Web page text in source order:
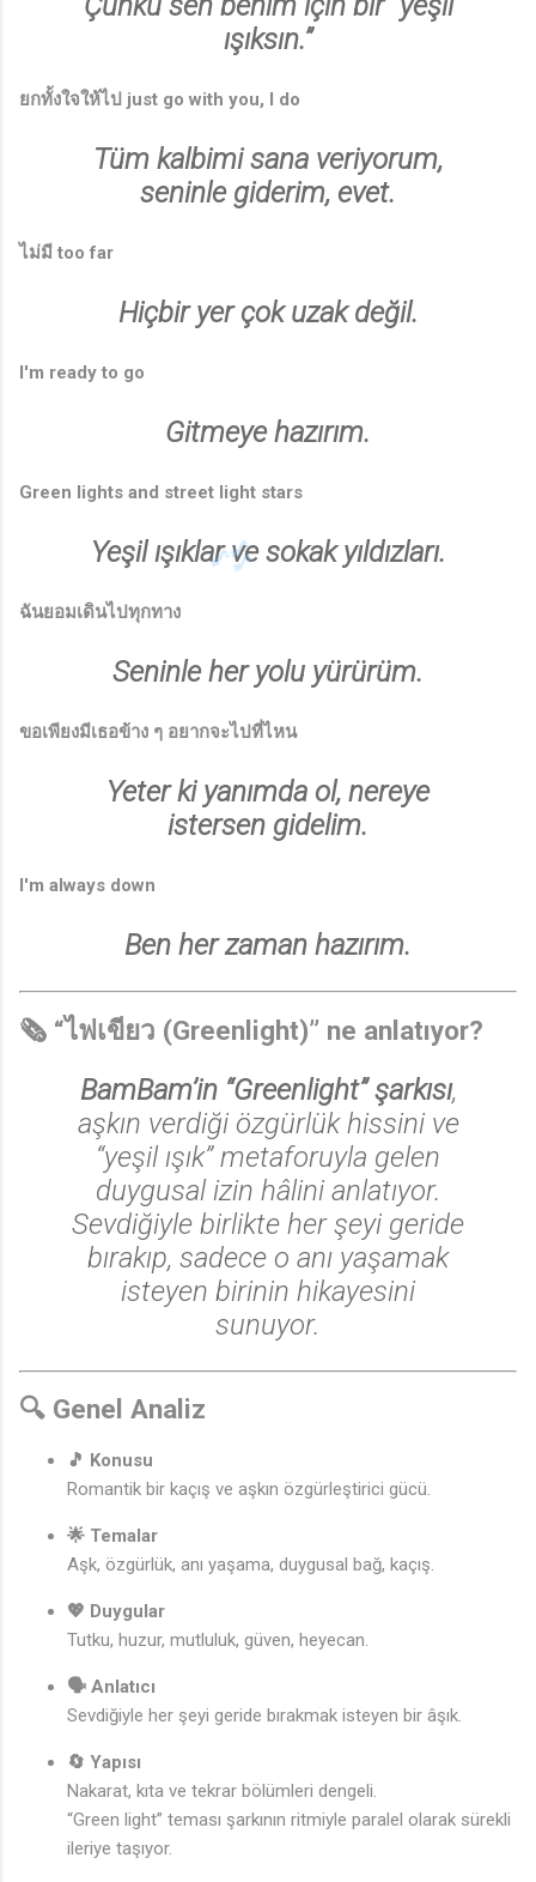
ışıksın.”
ยกทั้งใจให้ไป just go with you, I do
Tüm kalbimi sana veriyorum,
seninle giderim, evet.
ไม่มี too far
Hiçbir yer çok uzak değil.
I'm ready to go
Gitmeye hazırım.
Green lights and street light stars
Yeşil ışıklar ve sokak yıldızları.
ฉันยอมเดินไปทุกทาง
Seninle her yolu yürürüm.
ขอเพียงมีเธอข้าง ๆ อยากจะไปที่ไหน
Yeter ki yanımda ol, nereye
istersen gidelim.
I'm always down
Ben her zaman hazırım.
🗞️ “ไฟเขียว (Greenlight)” ne anlatıyor?
BamBam’in “Greenlight” şarkısı,
aşkın verdiği özgürlük hissini ve
“yeşil ışık” metaforuyla gelen
duygusal izin hâlini anlatıyor.
Sevdiğiyle birlikte her şeyi geride
bırakıp, sadece o anı yaşamak
isteyen birinin hikayesini
sunuyor.
🔍 Genel Analiz
🎵 Konusu
Romantik bir kaçış ve aşkın özgürleştirici gücü.
🌟 Temalar
Aşk, özgürlük, anı yaşama, duygusal bağ, kaçış.
💖 Duygular
Tutku, huzur, mutluluk, güven, heyecan.
🗣️ Anlatıcı
Sevdiğiyle her şeyi geride bırakmak isteyen bir âşık.
🔄 Yapısı
Nakarat, kıta ve tekrar bölümleri dengeli.
“Green light” teması şarkının ritmiyle paralel olarak sürekli
ileriye taşıyor.
🎶